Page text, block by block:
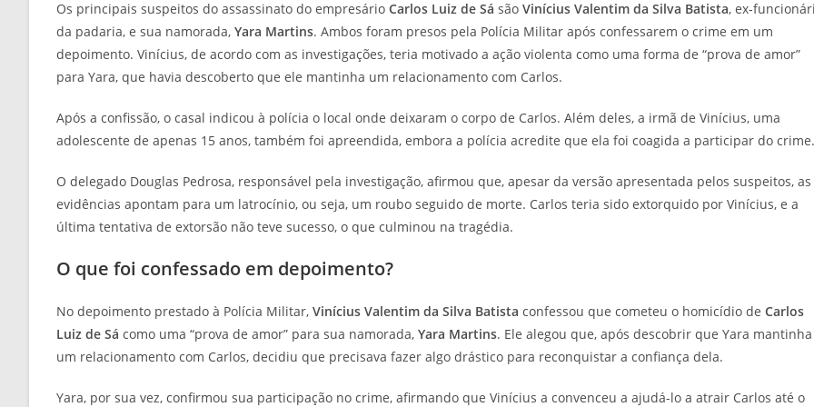
Os principais suspeitos do assassinato do empresário Carlos Luiz de Sá são Vinícius Valentim da Silva Batista, ex-
da padaria, e sua namorada, Yara Martins. Ambos foram presos pela Polícia Militar após confessarem o crime em um
depoimento. Vinícius, de acordo com as investigações, teria motivado a ação violenta como uma forma de “prova de amor”
para Yara, que havia descoberto que ele mantinha um relacionamento com Carlos.
Após a confissão, o casal indicou à polícia o local onde deixaram o corpo de Carlos. Além deles, a irmã de Vinícius, uma
adolescente de apenas 15 anos, também foi apreendida, embora a polícia acredite que ela foi coagida a participar do crime.
O delegado Douglas Pedrosa, responsável pela investigação, afirmou que, apesar da versão apresentada pelos suspeitos, as
evidências apontam para um latrocínio, ou seja, um roubo seguido de morte. Carlos teria sido extorquido por Vinícius, e a
última tentativa de extorsão não teve sucesso, o que culminou na tragédia.
O que foi confessado em depoimento?
No depoimento prestado à Polícia Militar, Vinícius Valentim da Silva Batista confessou que cometeu o homicídio de Carlos
Luiz de Sá como uma “prova de amor” para sua namorada, Yara Martins. Ele alegou que, após descobrir que Yara mantinha
um relacionamento com Carlos, decidiu que precisava fazer algo drástico para reconquistar a confiança dela.
Yara, por sua vez, confirmou sua participação no crime, afirmando que Vinícius a convenceu a ajudá-lo a atrair Carlos até o